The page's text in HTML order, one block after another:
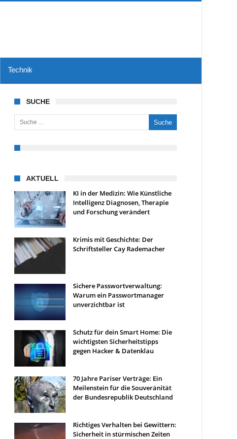
Technik
SUCHE
Suche nach:
AKTUELL
KI in der Medizin: Wie Künstliche
Intelligenz Diagnosen, Therapie
und Forschung verändert
Krimis mit Geschichte: Der
Schriftsteller Cay Rademacher
Sichere Passwortverwaltung:
Warum ein Passwortmanager
unverzichtbar ist
Schutz für dein Smart Home: Die
wichtigsten Sicherheitstipps
gegen Hacker & Datenklau
70 Jahre Pariser Verträge: Ein
Meilenstein für die Souveränität
der Bundesrepublik Deutschland
Richtiges Verhalten bei Gewittern:
Sicherheit in stürmischen Zeiten